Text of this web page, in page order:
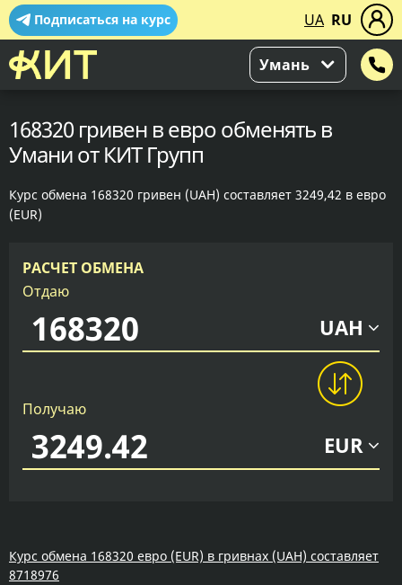
Подписаться на курс UA RU
Умань
168320 гривен в евро обменять в
Умани от КИТ Групп
Курс обмена 168320 гривен (UAH) составляет 3249,42 в евро
(EUR)
РАСЧЕТ ОБМЕНА
Отдаю
UAH
Получаю
EUR
Курс обмена 168320 евро (EUR) в гривнах (UAH) составляет
8718976